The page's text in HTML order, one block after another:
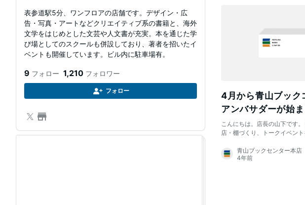
表参道駅5分、ワンフロアの店舗です。デザイン・広
告・写真・アートなどクリエイティブ系の書籍と、海外
文学をはじめとした文芸や人文書が充実。本を通じた学
び場としてのスクールも併設しており、著者を招いたイ
ベントも開催しています。ビル内に駐車場有。
9 フォロー 1,210 フォロワー
フォロー
4月から青山ブック
アンバサダーが始ま
こんにちは。店長の山下です
店・棚づくり、トークイベン
大部分が、当面は弱みにオセ
くり返ってしまいました。 そ
青山ブックセンター本店
4年前